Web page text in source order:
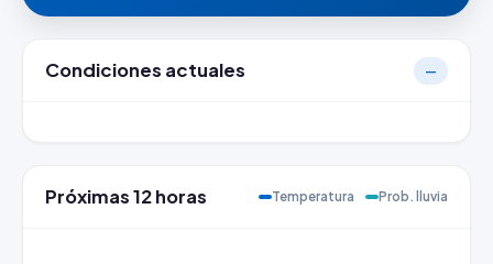
Condiciones actuales —
Próximas 12 horas Temperatura Prob. lluvia